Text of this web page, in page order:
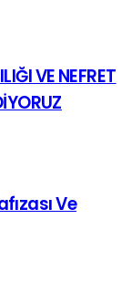
VE NEFRET
Ve